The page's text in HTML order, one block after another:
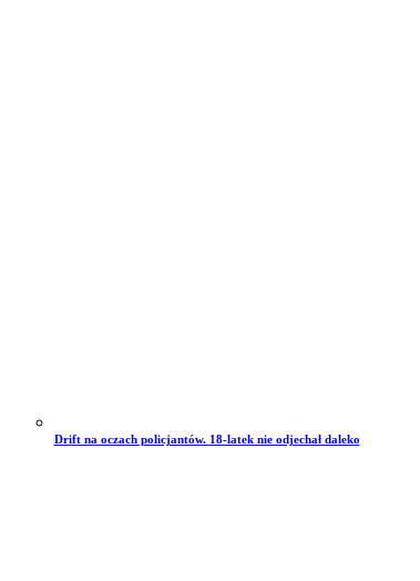
Drift na oczach policjantów. 18-latek nie odjechał daleko